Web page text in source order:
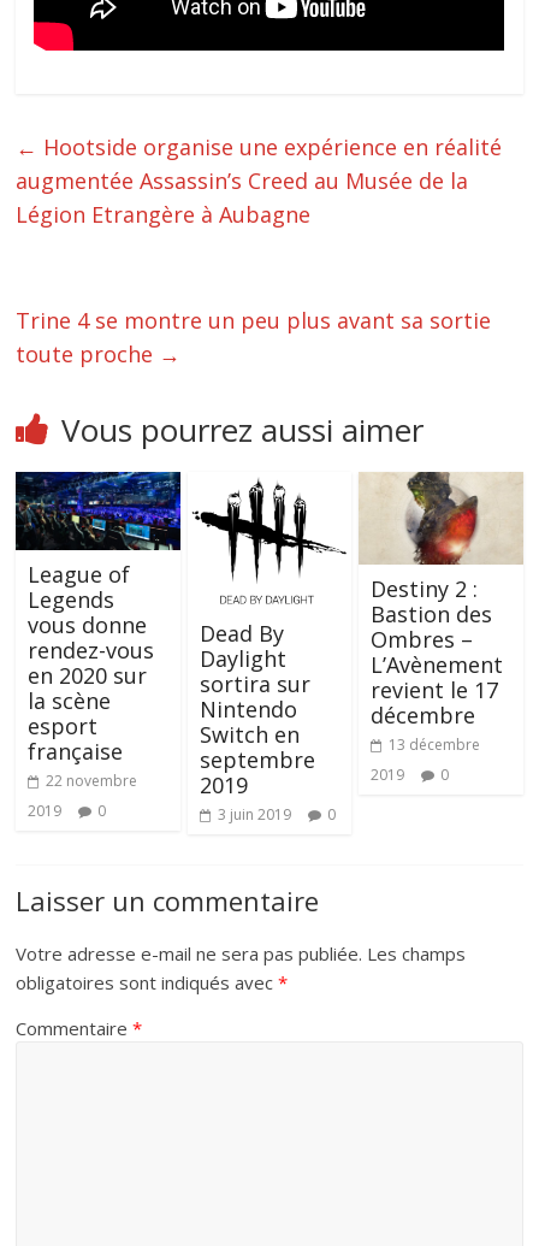
← Hootside organise une expérience en réalité
augmentée Assassin’s Creed au Musée de la
Légion Etrangère à Aubagne
Trine 4 se montre un peu plus avant sa sortie
toute proche →
Vous pourrez aussi aimer
League of
Legends
vous donne
rendez-vous
en 2020 sur
la scène
esport
française
22 novembre
2019
0
Dead By
Daylight
sortira sur
Nintendo
Switch en
septembre
2019
3 juin 2019 0
Destiny 2 :
Bastion des
Ombres –
L’Avènement
revient le 17
décembre
13 décembre
2019
0
Laisser un commentaire
Votre adresse e-mail ne sera pas publiée. Les champs
obligatoires sont indiqués avec*
Commentaire*